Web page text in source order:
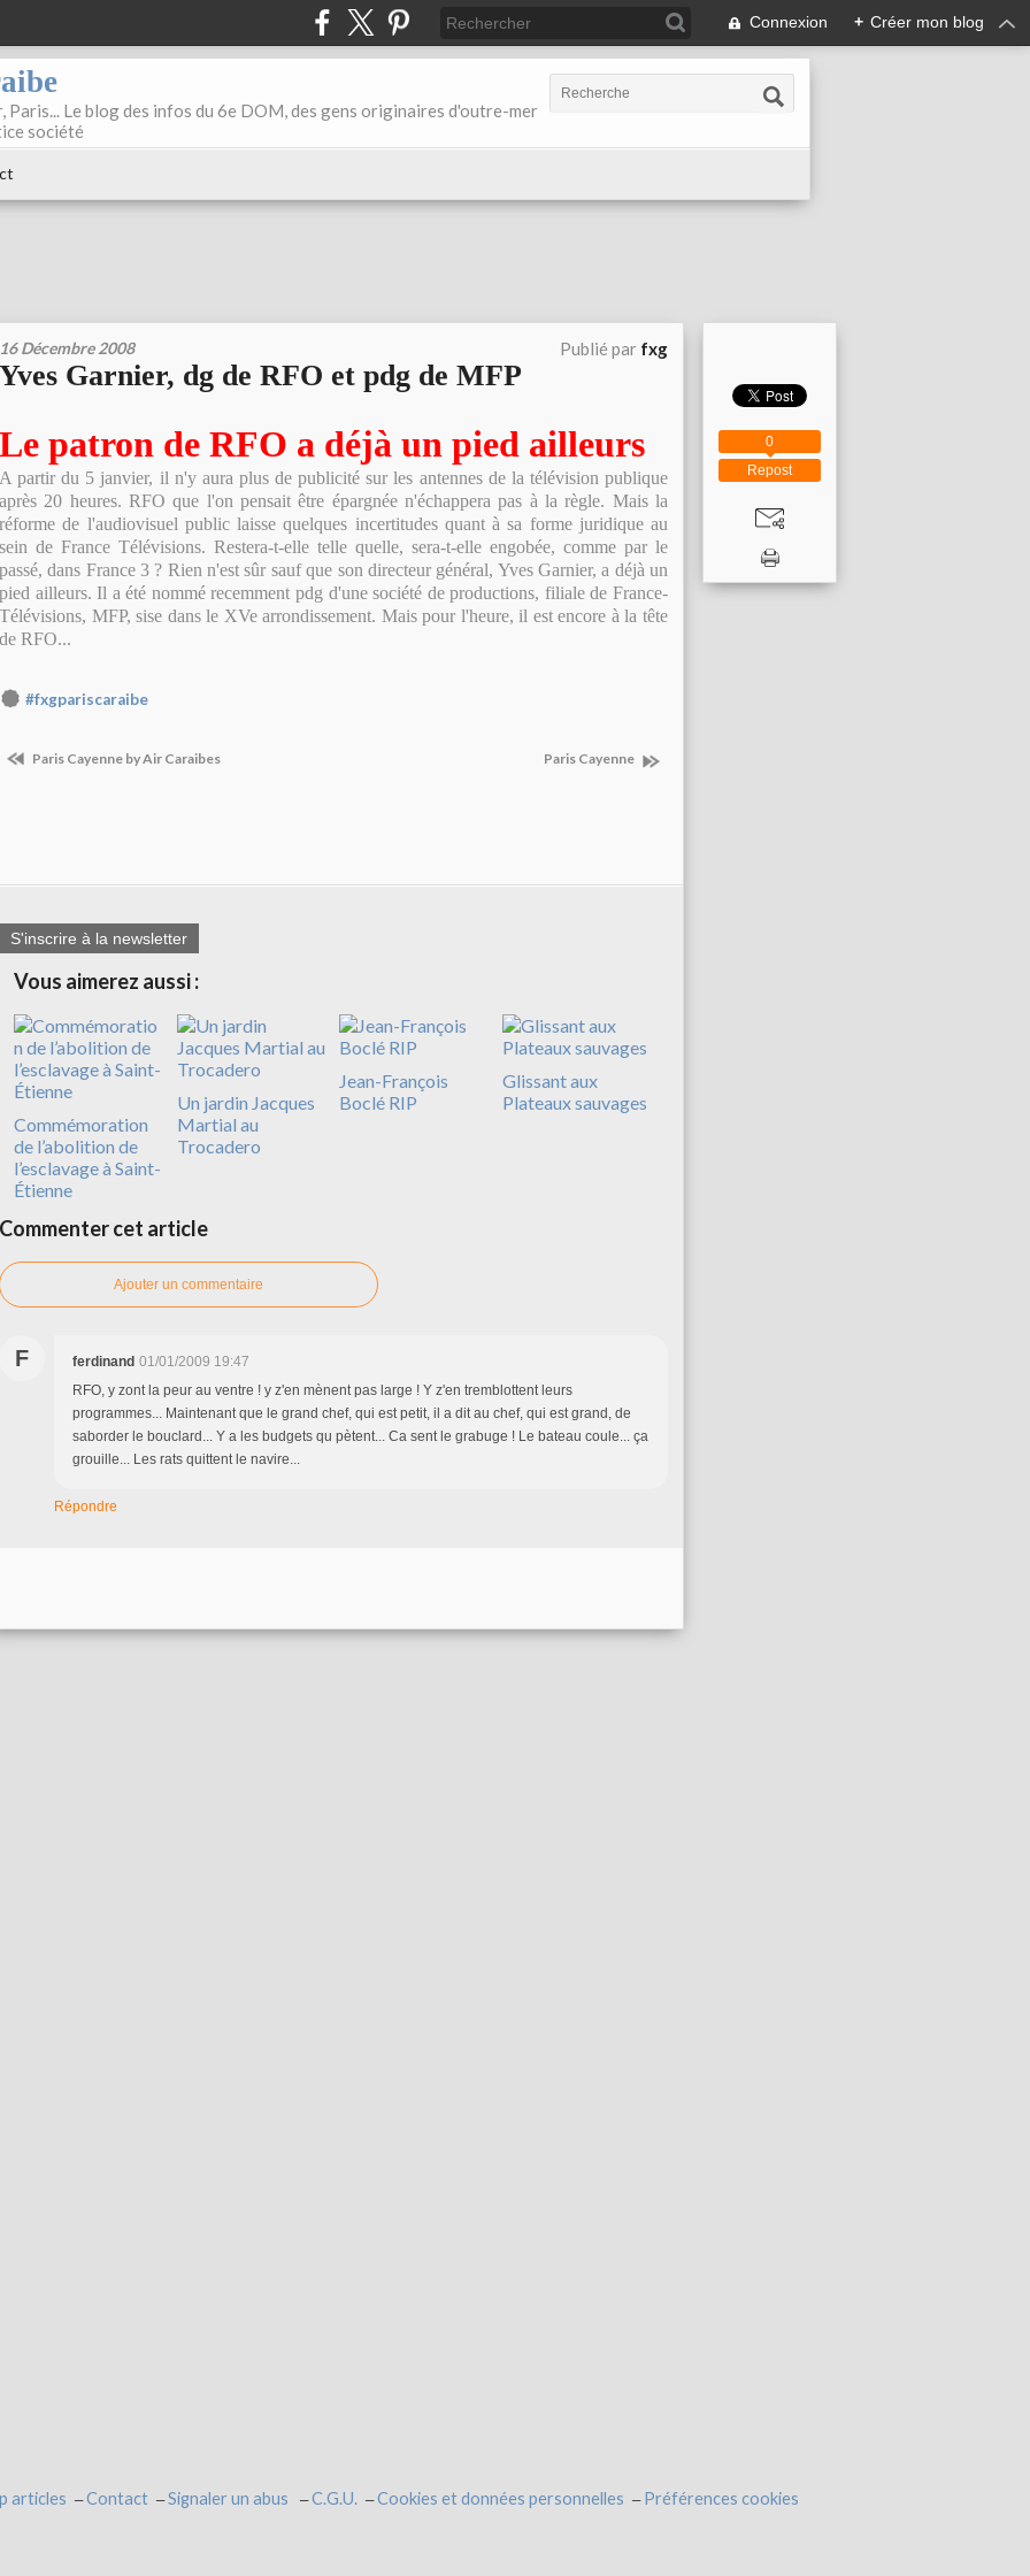
Connexion + Créer mon blog
Paris... Le blog des infos du 6e DOM, des gens originaires d'outre-mer
société
16 Décembre 2008 Publié par fxg
Yves Garnier, dg de RFO et pdg de MFP
Le patron de RFO a déjà un pied ailleurs
A partir du 5 janvier, il n'y aura plus de publicité sur les antennes de la télévision publique
après 20 heures. RFO que l'on pensait être épargnée n'échappera pas à la règle. Mais la
réforme de l'audiovisuel public laisse quelques incertitudes quant à sa forme juridique au
sein de France Télévisions. Restera-t-elle telle quelle, sera-t-elle engobée, comme par le
passé, dans France 3 ? Rien n'est sûr sauf que son directeur général, Yves Garnier, a déjà un
pied ailleurs. Il a été nommé recemment pdg d'une société de productions, filiale de France-
Télévisions, MFP, sise dans le XVe arrondissement. Mais pour l'heure, il est encore à la tête
de RFO...
#fxgpariscaraibe
Paris Cayenne by Air Caraibes Paris Cayenne
S'inscrire à la newsletter
Vous aimerez aussi :
Commémoration
de l’abolition de
l’esclavage à Saint-
Étienne
Un jardin Jacques
Martial au
Trocadero
Jean-François
Boclé RIP
Glissant aux
Plateaux sauvages
Commenter cet article
Ajouter un commentaire
F ferdinand 01/01/2009 19:47
RFO, y zont la peur au ventre ! y z'en mènent pas large ! Y z'en tremblottent leurs
programmes... Maintenant que le grand chef, qui est petit, il a dit au chef, qui est grand, de
saborder le bouclard... Y a les budgets qu pètent... Ca sent le grabuge ! Le bateau coule... ça
grouille... Les rats quittent le navire...
Répondre
Repost
0
articles Contact Signaler un abus C.G.U. Cookies et données personnelles Préférences cookies